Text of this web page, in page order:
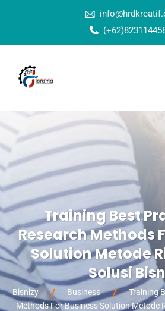
Training Best
Research Methods
Solution Metode
Solusi
Bisnizy Business
Training
Methods For Business Solution Metode